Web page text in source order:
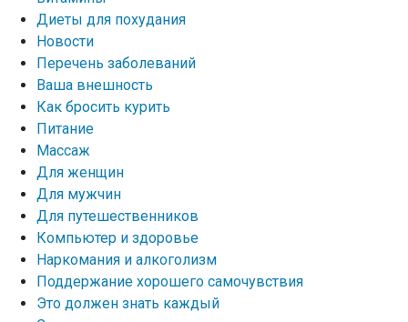
Диеты для похудания
Новости
Перечень заболеваний
Ваша внешность
Как бросить курить
Питание
Массаж
Для женщин
Для мужчин
Для путешественников
Компьютер и здоровье
Наркомания и алкоголизм
Поддержание хорошего самочувствия
Это должен знать каждый